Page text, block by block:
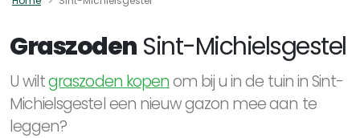
Graszoden Sint-Michielsgestel
U wiltgraszoden kopenom bij u in de tuin in Sint-
Michielsgestel een nieuw gazon mee aan te
leggen?